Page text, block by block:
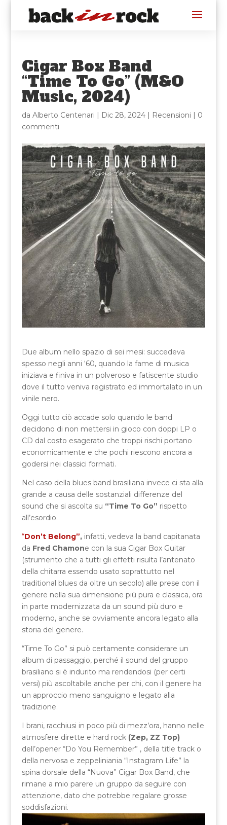
Cigar Box Band
“Time To Go” (M&O
Music, 2024)
da Alberto Centenari | Dic 28, 2024| Recensioni | 0
commenti
Due album nello spazio di sei mesi: succedeva
spesso negli anni ‘60, quando la fame di musica
iniziava e finiva in un polveroso e fatiscente studio
dove il tutto veniva registrato ed immortalato in un
vinile nero.
Oggi tutto ciò accade solo quando le band
decidono di non mettersi in gioco con doppi LP o
CD dal costo esagerato che troppi rischi portano
economicamente e che pochi riescono ancora a
godersi nei classici formati.
Nel caso della blues band brasiliana invece ci sta alla
grande a causa delle sostanziali differenze del
sound che si ascolta su “Time To Go” rispetto
all’esordio.
“Don’t Belong”,infatti, vedeva la band capitanata
da Fred Chamone con la sua Cigar Box Guitar
(strumento che a tutti gli effetti risulta l’antenato
della chitarra essendo usato soprattutto nel
traditional blues da oltre un secolo) alle prese con il
genere nella sua dimensione più pura e classica, ora
in parte modernizzata da un sound più duro e
moderno, anche se ovviamente ancora legato alla
storia del genere.
“Time To Go” si può certamente considerare un
album di passaggio, perché il sound del gruppo
brasiliano si è indurito ma rendendosi (per certi
versi) più ascoltabile anche per chi, con il genere ha
un approccio meno sanguigno e legato alla
tradizione.
I brani, racchiusi in poco più di mezz’ora, hanno nelle
atmosfere dirette e hard rock (Zep, ZZ Top)
dell’opener “Do You Remember” , della title track o
della nervosa e zeppeliniania “Instagram Life” la
spina dorsale della “Nuova” Cigar Box Band, che
rimane a mio parere un gruppo da seguire con
attenzione, dato che potrebbe regalare grosse
soddisfazioni.